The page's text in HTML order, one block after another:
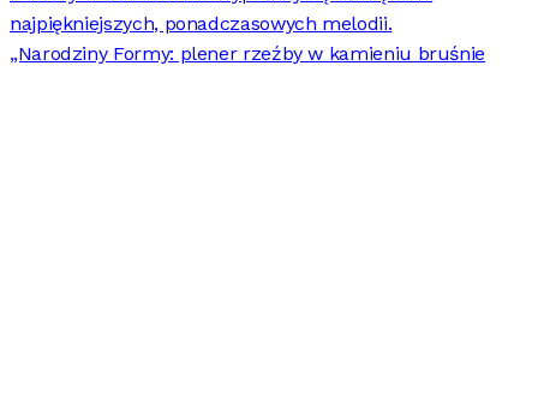
„Narodziny Formy: plener rzeźby w kamieniu bruśnie